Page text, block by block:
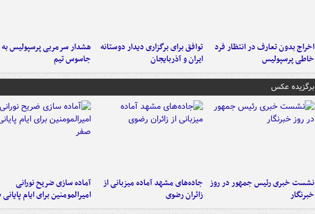
اخراج بدون تعارف در انتظار فرد
خاطی پرسپولیس
توافق برای برگزاری دیدار دوستانه
ایران و آذربایجان
هشدار سرمربی پرسپولیس به
جاسوس تیم
برگزیده عکس
نشست خبری رئیس جمهور در روز
خبرنگار
جاده‌های مشهد آماده میزبانی از
زائران رضوی
آماده سازی ضریح نورانی
امیرالمومنین برای ایام